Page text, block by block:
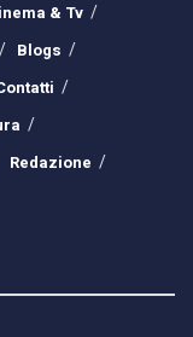
& Tv
Blogs
Redazione